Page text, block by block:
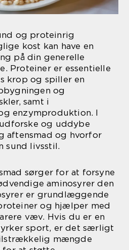
og proteinrig
kost kan have en
på din generelle
Proteiner er essentielle
krop og spiller en
og
samt i
enzymproduktion. I
og uddybe
aftensmad og hvorfor
sund livsstil.
sørger for at forsyne
aminosyrer den
er grundlæggende
og hjælper med
væv. Hvis du er en
sport, er det særligt
mængde